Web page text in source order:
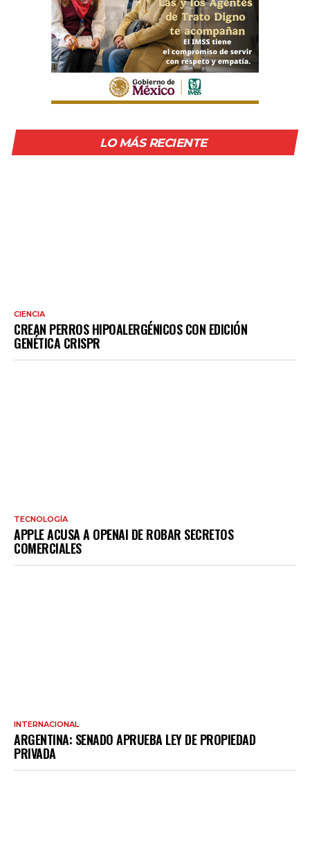
LO MÁS RECIENTE
CIENCIA
CREAN PERROS HIPOALERGÉNICOS CON EDICIÓN
GENÉTICA CRISPR
TECNOLOGÍA
APPLE ACUSA A OPENAI DE ROBAR SECRETOS
COMERCIALES
INTERNACIONAL
ARGENTINA: SENADO APRUEBA LEY DE PROPIEDAD
PRIVADA